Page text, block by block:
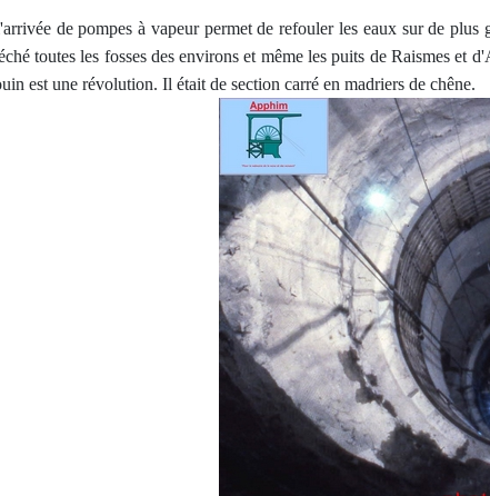
de pompes à vapeur permet de refouler les eaux sur de
toutes les fosses des environs et même les puits de Raismes
est une révolution. Il était de section carré en madriers de chêne.